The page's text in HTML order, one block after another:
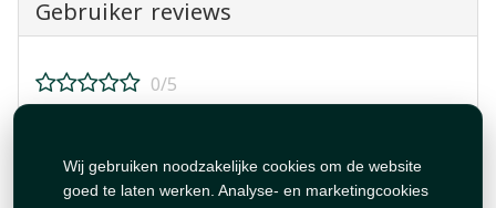
Wij gebruiken noodzakelijke cookies om de website
goed te laten werken. Analyse- en marketingcookies
Gebruiker reviews
0/5